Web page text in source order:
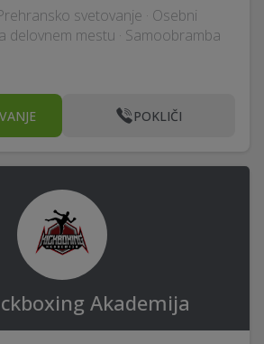
svetovanje · Osebni
delovnem mestu · Samoobramba
POKLIČI
Akademija